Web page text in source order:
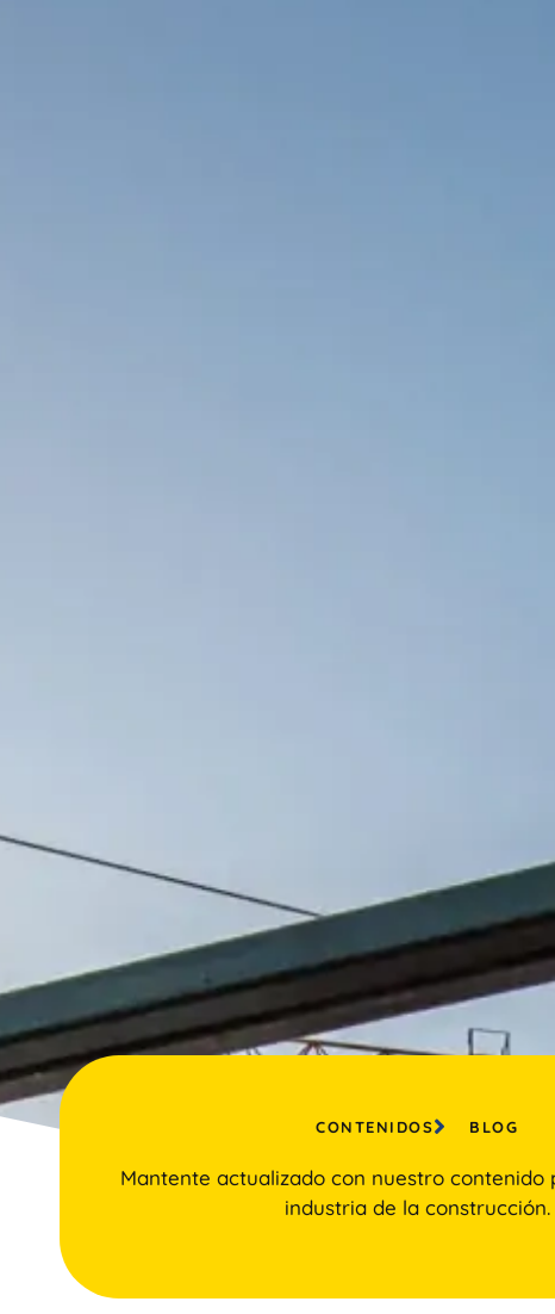
CONTENIDOS BLOG
Mantente actualizado con nuestro contenido
industria de la construcción.